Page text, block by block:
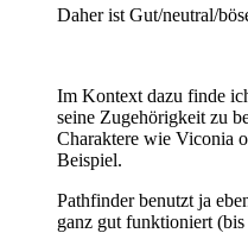
Daher ist Gut/neutral/
Im Kontext dazu finde
seine Zugehörigkeit zu
Charaktere wie Viconia
Beispiel.
Pathfinder benutzt ja
ganz gut funktioniert